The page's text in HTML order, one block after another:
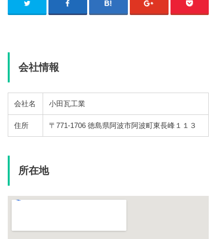
会社情報
会社名 小田瓦工業
住所 〒771-1706 徳島県阿波市阿波町東長峰１１３
所在地